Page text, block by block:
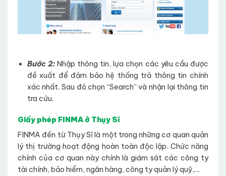
Bước 2: Nhập thông tin, lựa chọn các yêu cầu được
đề xuất để đảm bảo hệ thống trả thông tin chính
xác nhất. Sau đó chọn “Search” và nhận lại thông tin
tra cứu.
Giấy phép FINMA ở Thụy Sĩ
FINMA đến từ Thụy Sĩ là một trong những cơ quan quản
lý thị trường hoạt động hoàn toàn độc lập. Chức năng
chính của cơ quan này chính là giám sát các công ty
tài chính, bảo hiểm, ngân hàng, công ty quản lý quỹ,…